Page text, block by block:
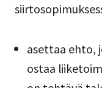
asettaa ehto,
ostaa